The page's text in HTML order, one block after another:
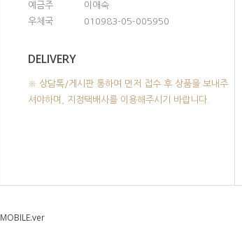
예금주
이애숙
우체국
010983-05-005950
DELIVERY
※ 상담톡/게시판 통하여 먼저 접수 후 상품을 보내주
셔야하며, 지정택배사를 이용해주시기 바랍니다.
MOBILE.ver